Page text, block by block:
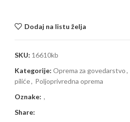
Dodaj na listu želja
SKU: 16610kb
Kategorije: Oprema za govedarstvo,
piliće, Poljoprivredna oprema
Oznake: ,
Share: